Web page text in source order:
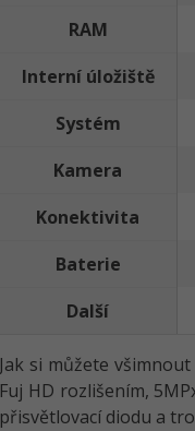
RAM
Interní úložiště
Systém
Kamera
Konektivita
Baterie
Další
Jak si můžete
Fuj HD rozlišením,
přisvětlovací diodu a